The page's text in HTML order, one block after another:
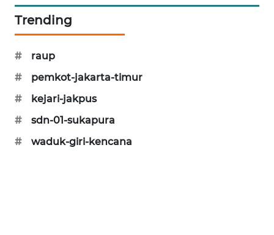
Trending
#
raup
#
pemkot-jakarta-timur
#
kejari-jakpus
#
sdn-01-sukapura
#
waduk-giri-kencana
BERKAT
NEWS
BERAMPU
NEWS
ANUGERAH
AKHLAK